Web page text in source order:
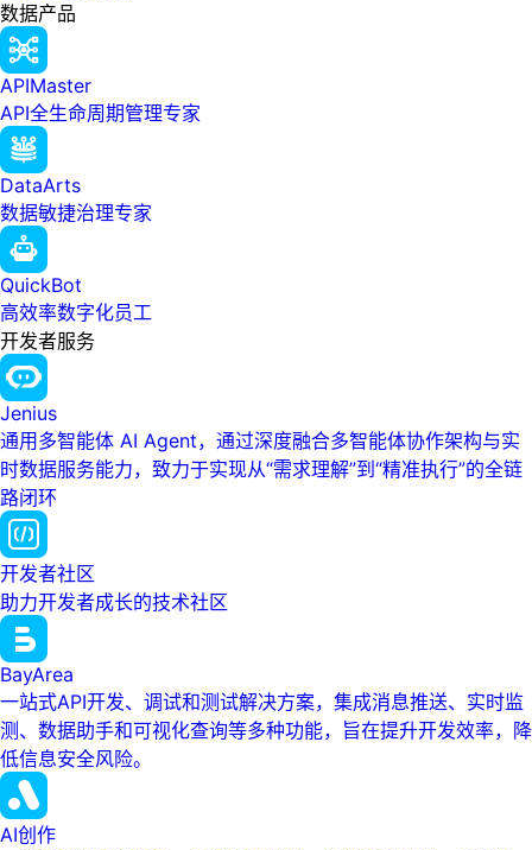
数据产品
APIMaster
API全生命周期管理专家
DataArts
数据敏捷治理专家
QuickBot
高效率数字化员工
开发者服务
Jenius
通用多智能体 AI Agent，通过深度融合多智能体协作架构与实
时数据服务能力，致力于实现从“需求理解”到“精准执行”的全链
路闭环
开发者社区
助力开发者成长的技术社区
BayArea
一站式API开发、调试和测试解决方案，集成消息推送、实时监
测、数据助手和可视化查询等多种功能，旨在提升开发效率，降
低信息安全风险。
AI创作